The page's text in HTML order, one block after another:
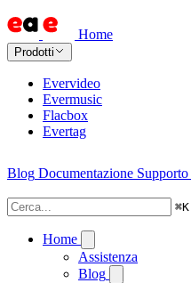
Home
Prodotti
Evervideo
Evermusic
Flacbox
Evertag
Blog Documentazione Supporto
⌘K
Home
Assistenza
Blog